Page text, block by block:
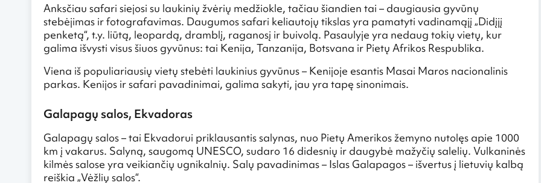
Anksčiau safari siejosi su laukinių žvėrių medžiokle, tačiau šiandien tai – daugiausia gyvūnų
stebėjimas ir fotografavimas. Daugumos safari keliautojų tikslas yra pamatyti vadinamąjį „Didįjį
penketą“, t.y. liūtą, leopardą, dramblį, raganosį ir buivolą. Pasaulyje yra nedaug tokių vietų, kur
galima išvysti visus šiuos gyvūnus: tai Kenija, Tanzanija, Botsvana ir Pietų Afrikos Respublika.
Viena iš populiariausių vietų stebėti laukinius gyvūnus – Kenijoje esantis Masai Maros nacionalinis
parkas. Kenijos ir safari pavadinimai, galima sakyti, jau yra tapę sinonimais.
Galapagų salos, Ekvadoras
Galapagų salos – tai Ekvadorui priklausantis salynas, nuo Pietų Amerikos žemyno nutolęs apie 1000
km į vakarus. Salyną, saugomą UNESCO, sudaro 16 didesnių ir daugybė mažyčių salelių. Vulkaninės
kilmės salose yra veikiančių ugnikalnių. Salų pavadinimas – Islas Galapagos – išvertus į lietuvių kalbą
reiškia „Vėžlių salos“.